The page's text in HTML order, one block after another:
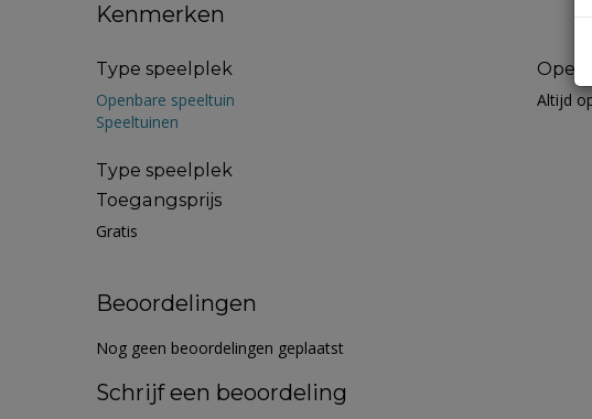
Kenmerken
Type speelplek
Openbare speeltuin
Speeltuinen
Type speelplek
Toegangsprijs
Gratis
Altijd
Beoordelingen
Nog geen beoordelingen geplaatst
Schrijf een beoordeling